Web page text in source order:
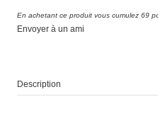
En achetant ce produit vous cumulez 69
Envoyer à un ami
Description